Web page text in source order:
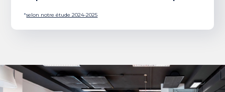
*selon notre étude 2024-2025